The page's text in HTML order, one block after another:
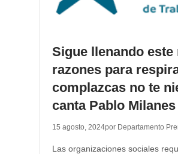
Sigue llenando este
razones para
complazcas no te
canta Pablo Milanes
15 agosto, 2024por Departamento
Las organizaciones sociales